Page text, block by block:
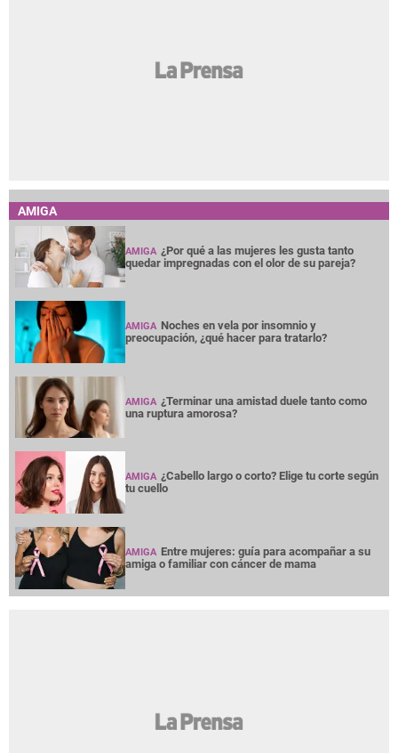
AMIGA
AMIGA ¿Por qué a las mujeres les gusta tanto
quedar impregnadas con el olor de su pareja?
AMIGA Noches en vela por insomnio y
preocupación, ¿qué hacer para tratarlo?
AMIGA ¿Terminar una amistad duele tanto como
una ruptura amorosa?
AMIGA ¿Cabello largo o corto? Elige tu corte según
tu cuello
AMIGA Entre mujeres: guía para acompañar a su
amiga o familiar con cáncer de mama